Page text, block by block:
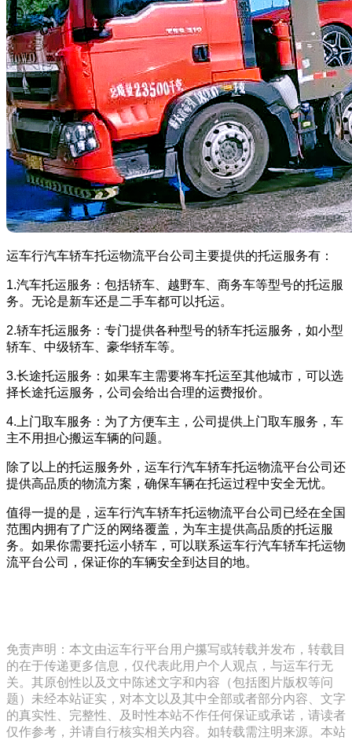
运车行汽车轿车托运物流平台公司主要提供的托运服务有：
1.汽车托运服务：包括轿车、越野车、商务车等型号的托运服
务。无论是新车还是二手车都可以托运。
2.轿车托运服务：专门提供各种型号的轿车托运服务，如小型
轿车、中级轿车、豪华轿车等。
3.长途托运服务：如果车主需要将车托运至其他城市，可以选
择长途托运服务，公司会给出合理的运费报价。
4.上门取车服务：为了方便车主，公司提供上门取车服务，车
主不用担心搬运车辆的问题。
除了以上的托运服务外，运车行汽车轿车托运物流平台公司还
提供高品质的物流方案，确保车辆在托运过程中安全无忧。
值得一提的是，运车行汽车轿车托运物流平台公司已经在全国
范围内拥有了广泛的网络覆盖，为车主提供高品质的托运服
务。如果你需要托运小轿车，可以联系运车行汽车轿车托运物
流平台公司，保证你的车辆安全到达目的地。
免责声明：本文由运车行平台用户攥写或转载并发布，转载目
的在于传递更多信息，仅代表此用户个人观点，与运车行无
关。其原创性以及文中陈述文字和内容（包括图片版权等问
题）未经本站证实，对本文以及其中全部或者部分内容、文字
的真实性、完整性、及时性本站不作任何保证或承诺，请读者
仅作参考，并请自行核实相关内容。如转载需注明来源。本站